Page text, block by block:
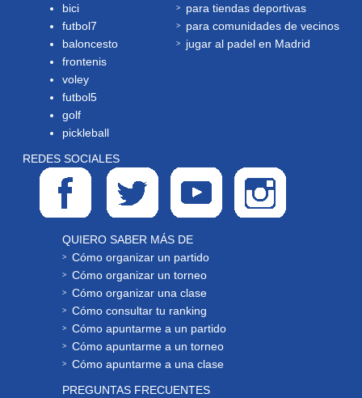
bici
futbol7
baloncesto
frontenis
voley
futbol5
golf
pickleball
para tiendas deportivas
para comunidades de vecinos
jugar al padel en Madrid
REDES SOCIALES
QUIERO SABER MÁS DE
Cómo organizar un partido
Cómo organizar un torneo
Cómo organizar una clase
Cómo consultar tu ranking
Cómo apuntarme a un partido
Cómo apuntarme a un torneo
Cómo apuntarme a una clase
PREGUNTAS FRECUENTES